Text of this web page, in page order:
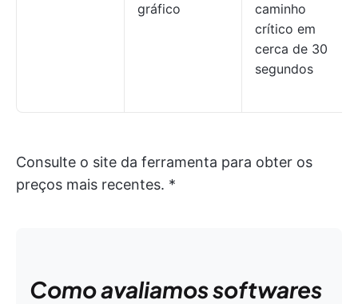
gráfico
caminho
crítico em
cerca de 30
segundos
Consulte o site da ferramenta para obter os
preços mais recentes. *
Como avaliamos softwares